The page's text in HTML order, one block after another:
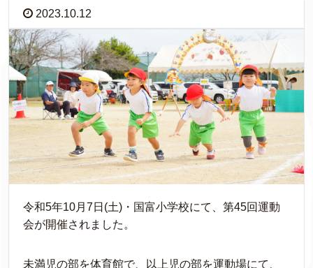
2023.10.12
令和5年10月7日(土)・国富小学校にて、第45回運動
会が開催されました。
未満児の部を体育館で、以上児の部を運動場にて、